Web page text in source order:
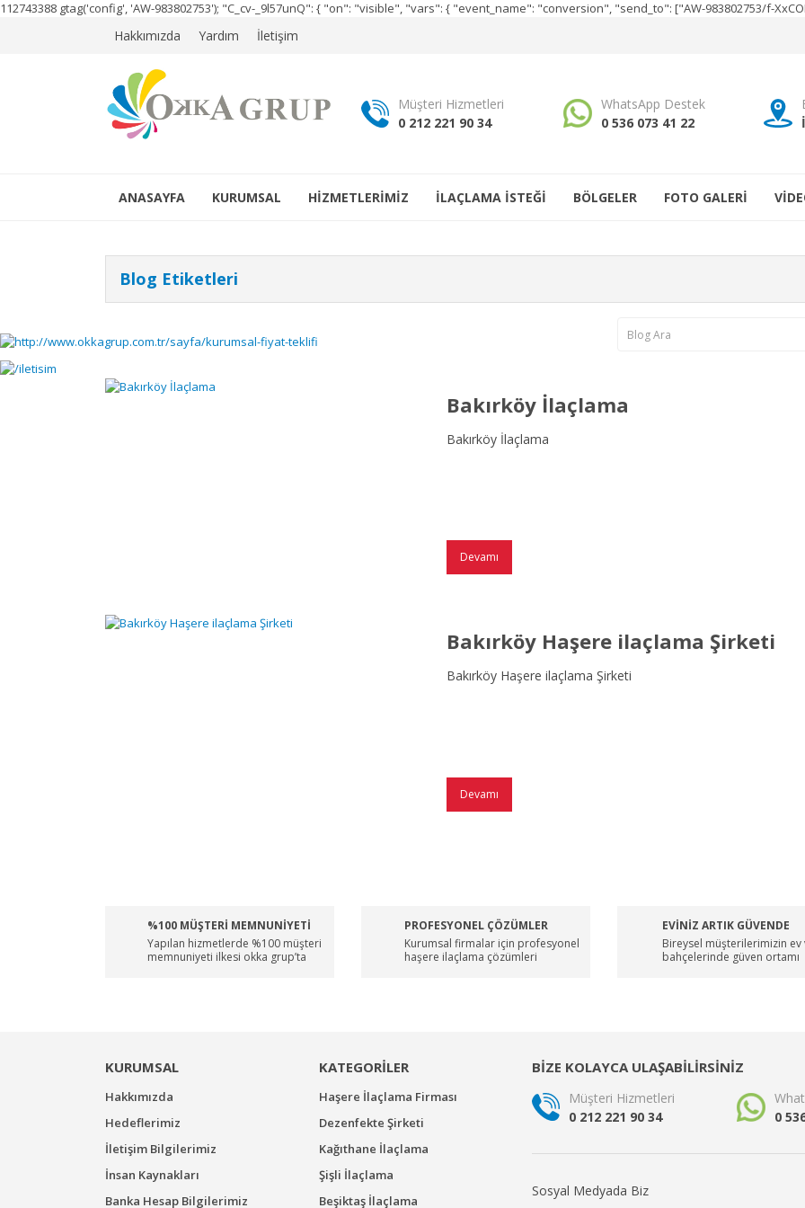
112743388 gtag('config', 'AW-983802753'); "C_cv-_9l57unQ": { "on": "visible", "vars": { "event_name": "conversion", "send_to": ["AW-983802753/f-
Hakkımızda Yardım İletişim
Müşteri Hizmetleri
0 212 221 90 34
WhatsApp Destek
0 536 073 41 22
ANASAYFA KURUMSAL HİZMETLERİMİZ İLAÇLAMA İSTEĞİ BÖLGELER FOTO GALERİ
Blog Etiketleri
Bakırköy İlaçlama
Bakırköy İlaçlama
Devamı
Bakırköy Haşere ilaçlama Şirketi
Bakırköy Haşere ilaçlama Şirketi
Devamı
%100 MÜŞTERİ MEMNUNİYETİ
Yapılan hizmetlerde %100 müşteri
memnuniyeti ilkesi okka grup’ta
PROFESYONEL ÇÖZÜMLER
Kurumsal firmalar için profesyonel
haşere ilaçlama çözümleri
EVİNİZ ARTIK GÜVENDE
Bireysel müşterilerimizin ev
bahçelerinde güven ortamı
KURUMSAL
Hakkımızda
Hedeflerimiz
İletişim Bilgilerimiz
İnsan Kaynakları
Banka Hesap Bilgilerimiz
KATEGORİLER
Haşere İlaçlama Firması
Dezenfekte Şirketi
Kağıthane İlaçlama
Şişli İlaçlama
Beşiktaş İlaçlama
BİZE KOLAYCA ULAŞABİLİRSİNİZ
Müşteri Hizmetleri
0 212 221 90 34
0
Sosyal Medyada Biz